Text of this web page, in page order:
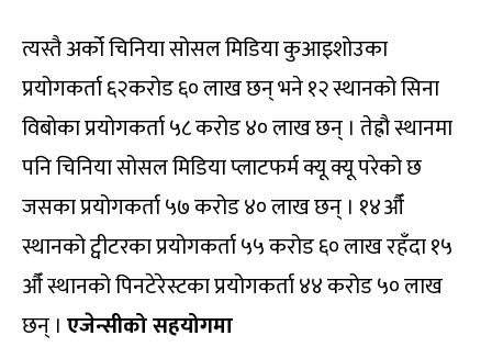
त्यस्तै अर्को चिनिया सोसल मिडिया कुआइशोउका
प्रयोगकर्ता ६२करोड ६० लाख छन् भने १२ स्थानको सिना
विबोका प्रयोगकर्ता ५८ करोड ४० लाख छन् । तेह्रौ स्थानमा
पनि चिनिया सोसल मिडिया प्लाटफर्म क्यू क्यू परेको छ
जसका प्रयोगकर्ता ५७ करोड ४० लाख छन् । १४औँ
स्थानको ट्वीटरका प्रयोगकर्ता ५५ करोड ६० लाख रहँदा १५
औँ स्थानको पिनटेरेस्टका प्रयोगकर्ता ४४ करोड ५० लाख
छन् । एजेन्सीको सहयोगमा